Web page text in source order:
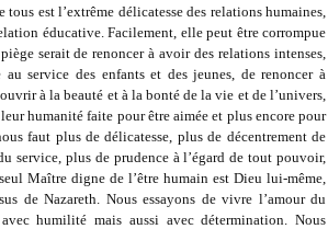
est l’extrême délicatesse des relations humaines,
éducative. Facilement, elle peut être corrompue
serait de renoncer à avoir des relations intenses,
service des enfants et des jeunes, de renoncer à
à la beauté et à la bonté de la vie et de l’univers,
humanité faite pour être aimée et plus encore pour
faut plus de délicatesse, plus de décentrement de
service, plus de prudence à l’égard de tout pouvoir,
Maître digne de l’être humain est Dieu lui-même,
de Nazareth. Nous essayons de vivre l’amour du
humilité mais aussi avec détermination. Nous